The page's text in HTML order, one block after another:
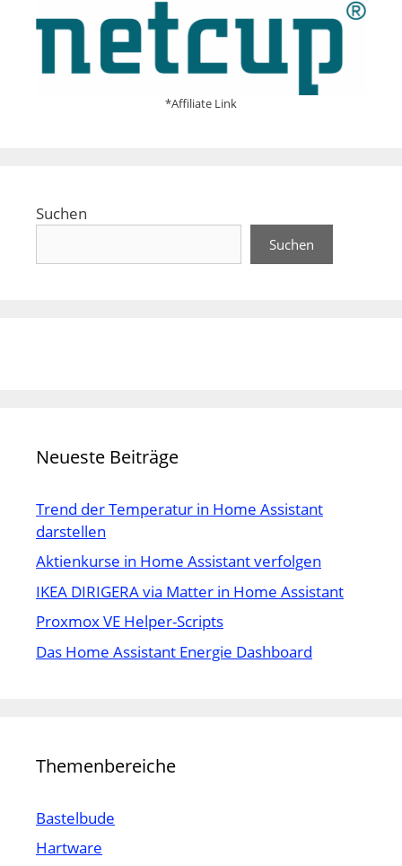
*Affiliate Link
Suchen
Suchen
Neueste Beiträge
Trend der Temperatur in Home Assistant
darstellen
Aktienkurse in Home Assistant verfolgen
IKEA DIRIGERA via Matter in Home Assistant
Proxmox VE Helper-Scripts
Das Home Assistant Energie Dashboard
Themenbereiche
Bastelbude
Hartware